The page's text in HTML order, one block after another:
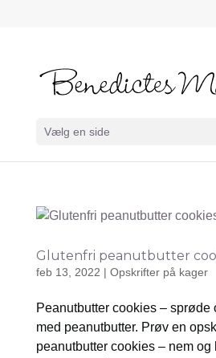
Vælg en side
Glutenfri peanutbutter
feb 13, 2022 | Opskrifter på kager
Peanutbutter cookies – sprøde
med peanutbutter. Prøv en
peanutbutter cookies – nem